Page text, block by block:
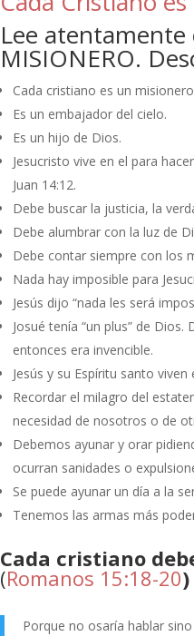
Lee atentamente
MISIONERO.
Cada cristiano es un
Es un embajador del cielo.
Es un hijo de Dios.
Jesucristo vive en el para
Juan 14:12.
Debe buscar la justicia, la
Debe alumbrar con la luz de
Debe contar siempre con los
Nada hay imposible para
Jesús dijo “nada les será
Josué tenía “un plus” de
entonces era invencible.
Jesús y su Espíritu santo
Recordar el milagro del
necesidad de nosotros o de
Debemos ayunar y orar
ocurran sanidades o
Se puede ayunar un día a la
Tenemos las armas más
Cada cristiano
(Romanos 15:18-20)
Porque no osaría hablar